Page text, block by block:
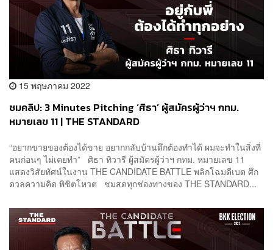
15 พฤษภาคม 2022
ชมคลิป: 3 Minutes Pitching ‘ศิธา’ ผู้สมัครผู้ว่าฯ กทม.
หมายเลข 11 | THE STANDARD
“อยากขายของต้องได้ขาย อยากกลับบ้านดึกต้องทำได้ ผมจะทำในสิ่งที่
คนก่อนๆ ไม่เคยทำ” ศิธา ทิวารี ผู้สมัครผู้ว่าฯ กทม. หมายเลข 11
แสดงวิสัยทัศน์ในงาน THE CANDIDATE BATTLE พลิกโฉมดีเบต ศึก
ดวลความคิด พิชิตโหวต ชมสดทุกช่องทางของ THE STANDARD...